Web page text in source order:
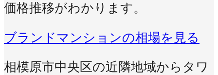
価格推移がわかります。
ブランドマンションの相場を見る
相模原市中央区の近隣地域からタワ